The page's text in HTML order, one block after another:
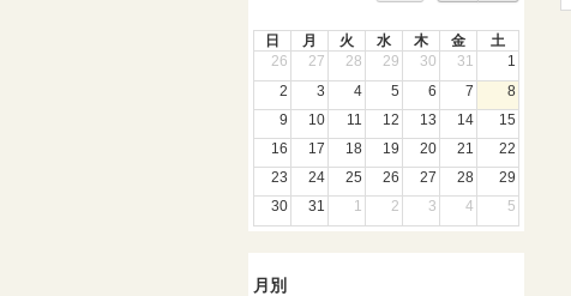
日 月 火 水 木 金
土
26
27 28 29 30 31
1
2
3 4 5 6 7
8
9
10 11 12 13 14
15
16
17 18 19 20 21
22
23
24 25 26 27 28
29
30
31 1 2 3 4 5
月別